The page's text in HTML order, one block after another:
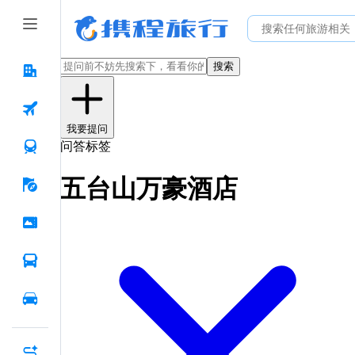
搜索
我要提问
问答标签
五台山万豪酒店